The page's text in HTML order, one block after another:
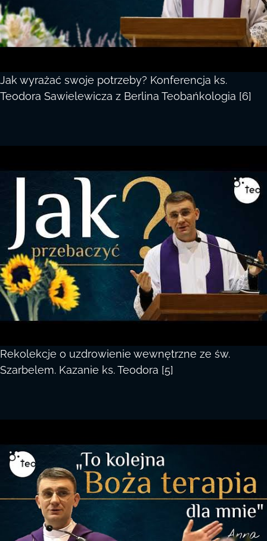
Jak wyrażać swoje potrzeby? Konferencja ks.
Teodora Sawielewicza z Berlina Teobańkologia [6]
Rekolekcje o uzdrowienie wewnętrzne ze św.
Szarbelem. Kazanie ks. Teodora [5]